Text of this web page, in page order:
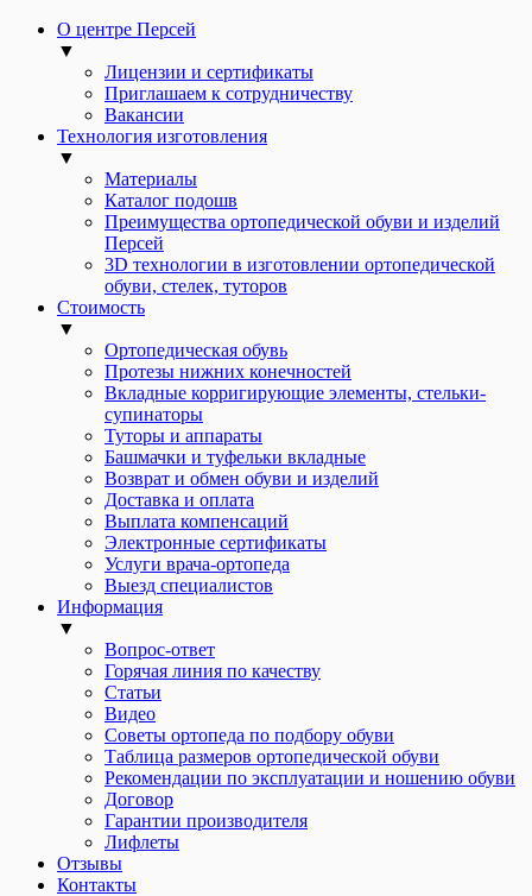
О центре Персей
▼
Лицензии и сертификаты
Приглашаем к сотрудничеству
Вакансии
Технология изготовления
▼
Материалы
Каталог подошв
Преимущества ортопедической обуви и изделий
Персей
3D технологии в изготовлении ортопедической
обуви, стелек, туторов
Стоимость
▼
Ортопедическая обувь
Протезы нижних конечностей
Вкладные корригирующие элементы, стельки-
супинаторы
Туторы и аппараты
Башмачки и туфельки вкладные
Возврат и обмен обуви и изделий
Доставка и оплата
Выплата компенсаций
Электронные сертификаты
Услуги врача-ортопеда
Выезд специалистов
Информация
▼
Вопрос-ответ
Горячая линия по качеству
Статьи
Видео
Советы ортопеда по подбору обуви
Таблица размеров ортопедической обуви
Рекомендации по эксплуатации и ношению обуви
Договор
Гарантии производителя
Лифлеты
Отзывы
Контакты